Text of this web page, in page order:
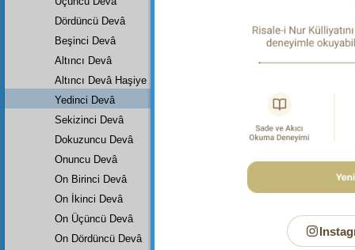
Dipnot-1
Buharî,
335,
Dördüncü Devâ
Beşinci Devâ
Altıncı Devâ
Altıncı Devâ Haşiye
Yedinci Devâ
Sekizinci Devâ
Dokuzuncu Devâ
Onuncu Devâ
On Birinci Devâ
On İkinci Devâ
On Üçüncü Devâ
On Dördüncü Devâ